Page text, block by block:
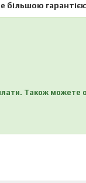
гарантією
Також